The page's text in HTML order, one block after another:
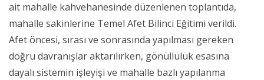
ait mahalle kahvehanesinde düzenlenen toplantıda,
mahalle sakinlerine Temel Afet Bilinci Eğitimi verildi.
Afet öncesi, sırası ve sonrasında yapılması gereken
doğru davranışlar aktarılırken, gönüllülük esasına
dayalı sistemin işleyişi ve mahalle bazlı yapılanma